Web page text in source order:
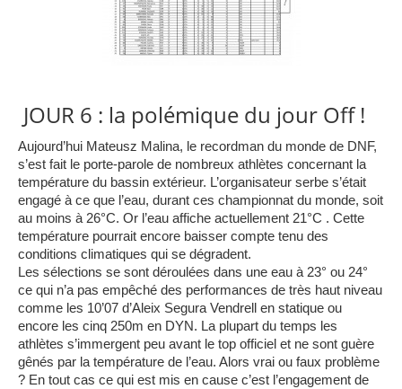
JOUR 6 : la polémique du jour Off !
Aujourd’hui Mateusz Malina, le recordman du monde de DNF,
s’est fait le porte-parole de nombreux athlètes concernant la
température du bassin extérieur. L’organisateur serbe s’était
engagé à ce que l’eau, durant ces championnat du monde, soit
au moins à 26°C. Or l’eau affiche actuellement 21°C . Cette
température pourrait encore baisser compte tenu des
conditions climatiques qui se dégradent.
Les sélections se sont déroulées dans une eau à 23° ou 24°
ce qui n’a pas empêché des performances de très haut niveau
comme les 10’07 d’Aleix Segura Vendrell en statique ou
encore les cinq 250m en DYN. La plupart du temps les
athlètes s’immergent peu avant le top officiel et ne sont guère
gênés par la température de l’eau. Alors vrai ou faux problème
? En tout cas ce qui est mis en cause c’est l’engagement de